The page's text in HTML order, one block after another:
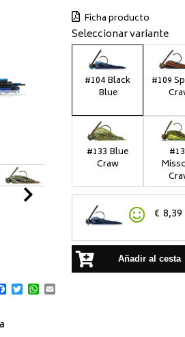
Ficha producto
Seleccionar variante
#104 Black
Blue
#109
#133 Blue
Craw
€ 8,39
Añadir al cesta
Facebook
TwitterWhatsApp
Email